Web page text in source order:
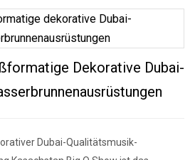
Dekorative Dubai-
Dubai-Qualitätsmusik-